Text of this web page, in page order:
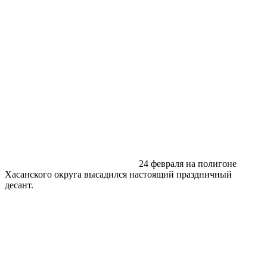
24 февраля на полигоне
Хасанского округа высадился настоящий праздничный
десант.